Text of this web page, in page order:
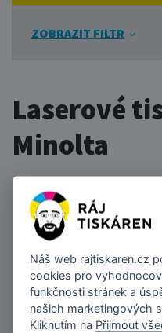
ZOBRAZIT FILTR
Laserové
Minolta
Laserové tiskárny Konica
ŘAZENÍ
Nebyly
Kategorie je buď prázdná
nastaveným
Náš web rajtiskaren.cz
cookies pro
funkčnosti stránek a
našich marketingových
Kliknutím na Přijmout